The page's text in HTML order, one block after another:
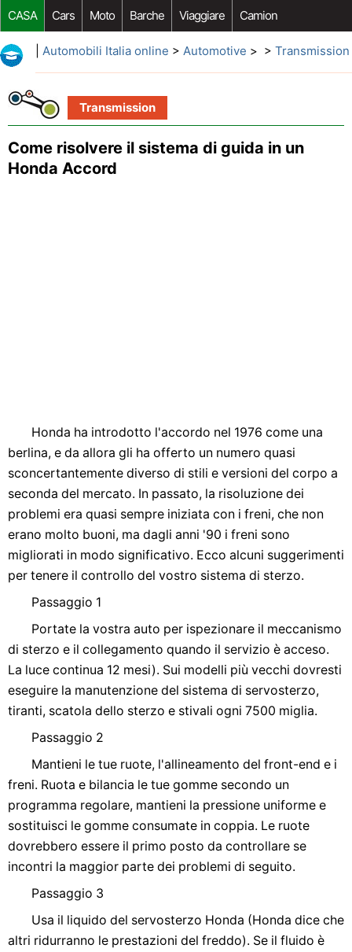
CASA Cars Moto Barche Viaggiare Camion
Riparazione Auto Acquisto Auto Car Opzioni Aftermarket
Automobili Italia online > Automotive > > Transmission
Transmission
Come risolvere il sistema di guida in un
Honda Accord
Honda ha introdotto l'accordo nel 1976 come una
berlina, e da allora gli ha offerto un numero quasi
sconcertantemente diverso di stili e versioni del corpo a
seconda del mercato. In passato, la risoluzione dei
problemi era quasi sempre iniziata con i freni, che non
erano molto buoni, ma dagli anni '90 i freni sono
migliorati in modo significativo. Ecco alcuni suggerimenti
per tenere il controllo del vostro sistema di sterzo.
Passaggio 1
Portate la vostra auto per ispezionare il meccanismo
di sterzo e il collegamento quando il servizio è acceso.
La luce continua 12 mesi). Sui modelli più vecchi dovresti
eseguire la manutenzione del sistema di servosterzo,
tiranti, scatola dello sterzo e stivali ogni 7500 miglia.
Passaggio 2
Mantieni le tue ruote, l'allineamento del front-end e i
freni. Ruota e bilancia le tue gomme secondo un
programma regolare, mantieni la pressione uniforme e
sostituisci le gomme consumate in coppia. Le ruote
dovrebbero essere il primo posto da controllare se
incontri la maggior parte dei problemi di seguito.
Passaggio 3
Usa il liquido del servosterzo Honda (Honda dice che
altri ridurranno le prestazioni del freddo). Se il fluido è